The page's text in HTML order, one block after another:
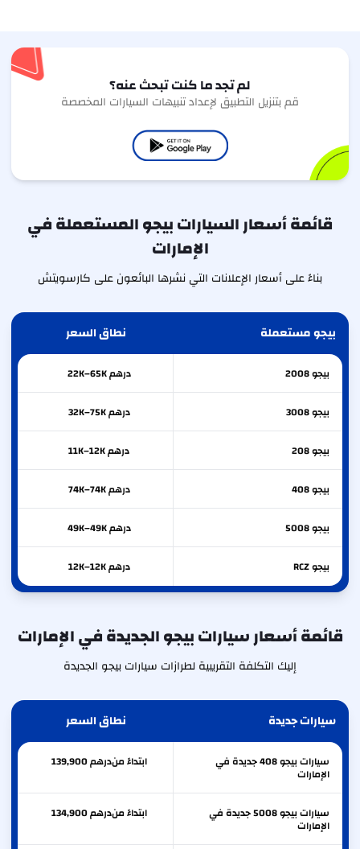
لم تجد ما كنت تبحث عنه؟
قم بتنزيل التطبيق لإعداد تنبيهات السيارات المخصصة
قائمة أسعار السيارات بيجو المستعملة في
الإمارات
بناءً على أسعار الإعلانات التي نشرها البائعون على كارسويتش
بيجو مستعملة نطاق السعر
بيجو2008 درهم 22K–65K
بيجو3008 درهم 32K–75K
بيجو208 درهم 11K–12K
بيجو408 درهم 74K–74K
بيجو5008 درهم 49K–49K
بيجوRCZ درهم 12K–12K
قائمة أسعار سيارات بيجو الجديدة في الإمارات
إليك التكلفة التقريبية لطرازات سيارات بيجو الجديدة
سيارات جديدة نطاق السعر
سيارات بيجو 408 جديدة في
الإمارات
ابتداءً من 139,900درهم
سيارات بيجو 5008 جديدة في
الإمارات
ابتداءً من 134,900درهم